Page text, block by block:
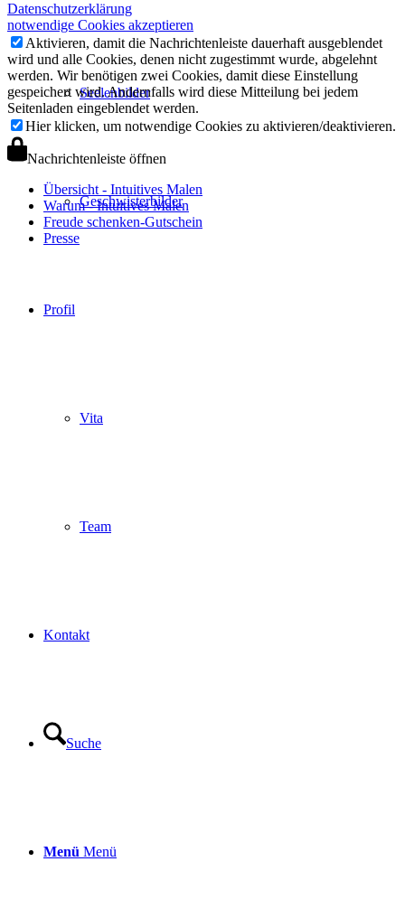
Seelenbilder
Geschwisterbilder
Profil
Vita
Team
Kontakt
Suche
Menü Menü
Datenschutzerklärung
notwendige Cookies akzeptieren
Aktivieren, damit die Nachrichtenleiste dauerhaft ausgeblendet
wird und alle Cookies, denen nicht zugestimmt wurde, abgelehnt
werden. Wir benötigen zwei Cookies, damit diese Einstellung
gespeichert wird. Andernfalls wird diese Mitteilung bei jedem
Seitenladen eingeblendet werden.
Hier klicken, um notwendige Cookies zu aktivieren/deaktivieren.
Nachrichtenleiste öffnen
Übersicht - Intuitives Malen
Warum - Intuitives Malen
Freude schenken-Gutschein
Presse